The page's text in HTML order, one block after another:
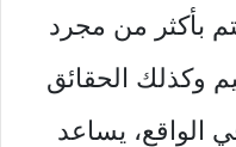
بأكثر من مجرد
وكذلك الحقائق
الواقع، يساعد